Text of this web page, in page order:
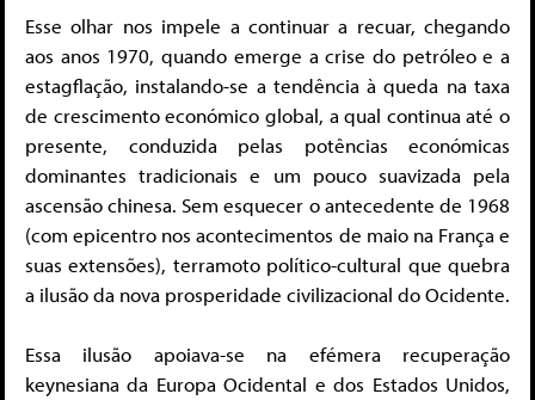
Esse olhar nos impele a continuar a recuar, chegando
aos anos 1970, quando emerge a crise do petróleo e a
estagflação, instalando-se a tendência à queda na taxa
de crescimento económico global, a qual continua até o
presente, conduzida pelas potências económicas
dominantes tradicionais e um pouco suavizada pela
ascensão chinesa. Sem esquecer o antecedente de 1968
(com epicentro nos acontecimentos de maio na França e
suas extensões), terramoto político-cultural que quebra
a ilusão da nova prosperidade civilizacional do Ocidente.
Essa ilusão apoiava-se na efémera recuperação
keynesiana da Europa Ocidental e dos Estados Unidos,